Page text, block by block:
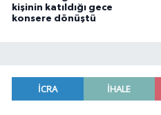
kişinin katıldığı gece
konsere dönüştü